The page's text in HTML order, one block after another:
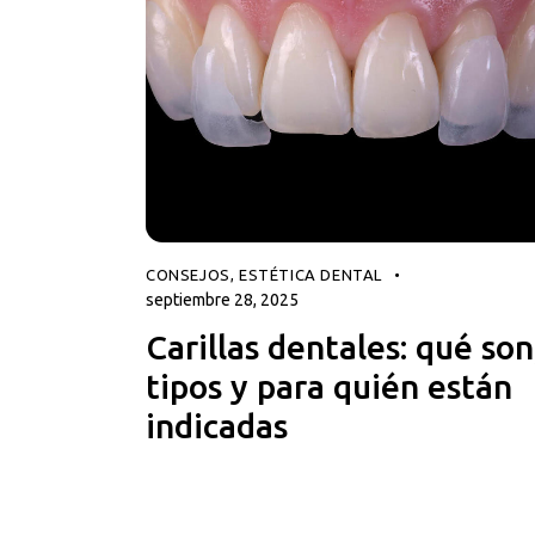
CONSEJOS ,ESTÉTICA DENTAL
septiembre 28, 2025
Carillas dentales: qué
tipos y para quién están
indicadas